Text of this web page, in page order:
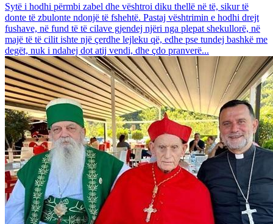
Sytë i hodhi përmbi zabel dhe vështroi diku thellë në të, sikur të
donte të zbulonte ndonjë të fshehtë. Pastaj vështrimin e hodhi drejt
fushave, në fund të të cilave gjendej njëri nga plepat shekullorë, në
majë të të cilit ishte një çerdhe lejleku që, edhe pse tundej bashkë me
degët, nuk i ndahej dot atij vendi, dhe çdo pranverë...